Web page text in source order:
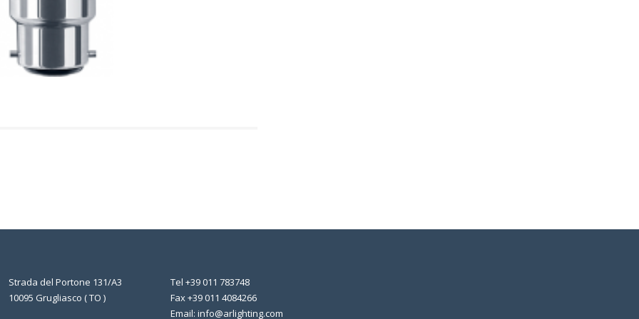
Strada del Portone 131/A3
10095 Grugliasco ( TO )
Tel +39 011 783748
Fax +39 011 4084266
Email: info@arlighting.com